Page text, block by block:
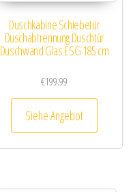
Duschkabine Schiebetür
Duschabtrennung Duschtür
Duschwand Glas ESG 185 cm
€199.99
Siehe Angebot